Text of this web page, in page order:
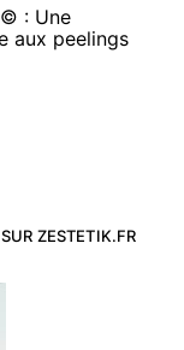
: Une
aux peelings
ZESTETIK.FR